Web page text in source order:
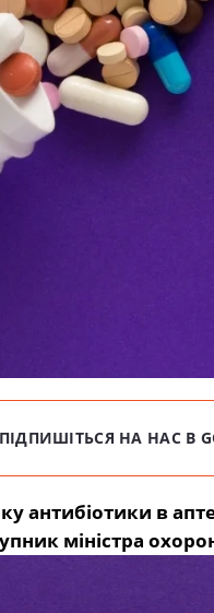
ПІДПИШІТЬСЯ НА НАС В
антибіотики в
міністра